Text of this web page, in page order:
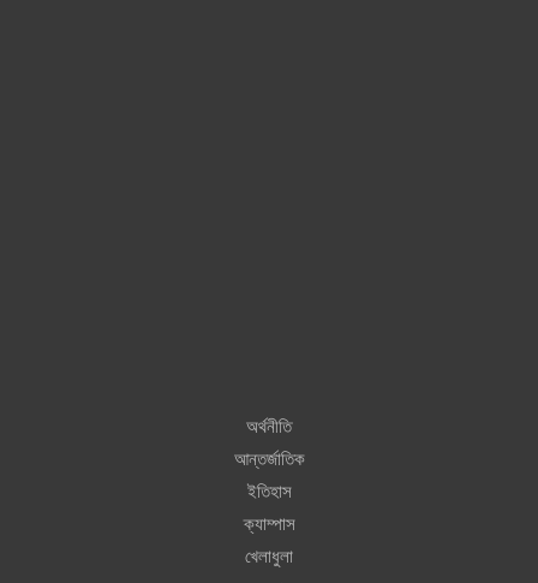
অর্থনীতি
আন্তর্জাতিক
ইতিহাস
ক্যাম্পাস
খেলাধুলা